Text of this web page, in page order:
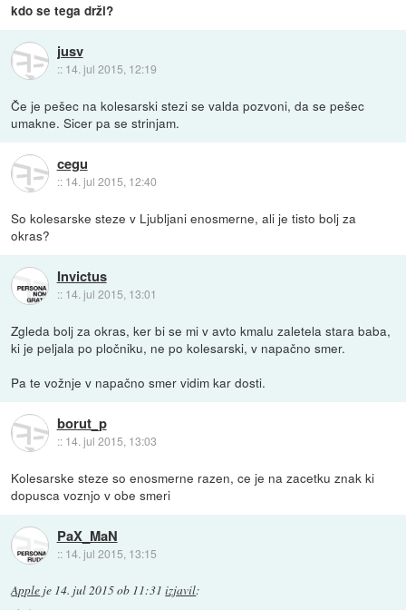
kdo se tega drži?
jusv
:: 14. jul 2015, 12:19
Če je pešec na kolesarski stezi se valda pozvoni, da se pešec
umakne. Sicer pa se strinjam.
cegu
:: 14. jul 2015, 12:40
So kolesarske steze v Ljubljani enosmerne, ali je tisto bolj za
okras?
Invictus
:: 14. jul 2015, 13:01
Zgleda bolj za okras, ker bi se mi v avto kmalu zaletela stara baba,
ki je peljala po pločniku, ne po kolesarski, v napačno smer.
Pa te vožnje v napačno smer vidim kar dosti.
borut_p
:: 14. jul 2015, 13:03
Kolesarske steze so enosmerne razen, ce je na zacetku znak ki
dopusca voznjo v obe smeri
PaX_MaN
:: 14. jul 2015, 13:15
Apple je 14. jul 2015 ob 11:31 izjavil: